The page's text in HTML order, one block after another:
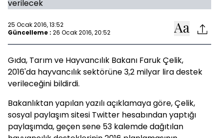
25 Ocak 2016, 13:52
Güncelleme : 26 Ocak 2016, 20:52
Gıda, Tarım ve Hayvancılık Bakanı Faruk Çelik,
2016'da hayvancılık sektörüne 3,2 milyar lira destek
verileceğini bildirdi.
Bakanlıktan yapılan yazılı açıklamaya göre, Çelik,
sosyal paylaşım sitesi Twitter hesabından yaptığı
paylaşımda, geçen sene 53 kalemde dağıtılan